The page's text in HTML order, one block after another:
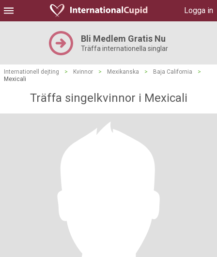
Logga in
Bli Medlem Gratis Nu
Träffa internationella singlar
Internationell dejting > Kvinnor > Mexikanska > Baja California
>
Mexicali
Träffa singelkvinnor i Mexicali